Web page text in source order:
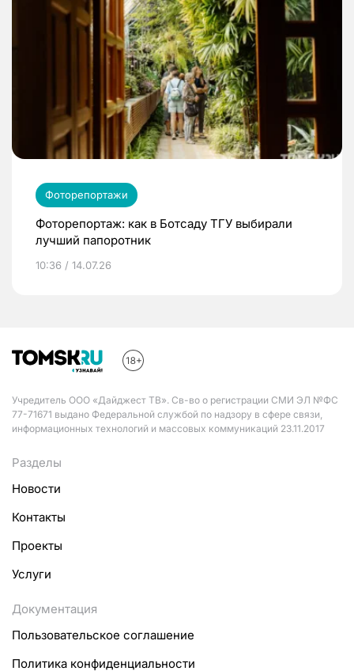
Фоторепортажи
Фоторепортаж: как в Ботсаду ТГУ выбирали
лучший папоротник
10:36 / 14.07.26
Учредитель ООО «Дайджест ТВ». Св-во о регистрации СМИ ЭЛ №ФС
77-71671 выдано Федеральной службой по надзору в сфере связи,
информационных технологий и массовых коммуникаций 23.11.2017
Разделы
Новости
Контакты
Проекты
Услуги
Документация
Пользовательское соглашение
Политика конфиденциальности